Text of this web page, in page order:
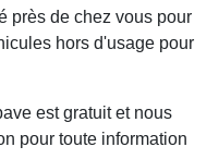
près de chez vous pour
hors d'usage pour
est gratuit et nous
pour toute information